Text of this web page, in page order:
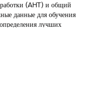
(AHT) и общий
данные для обучения
лучших